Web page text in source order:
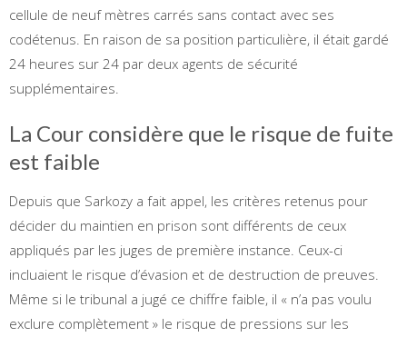
cellule de neuf mètres carrés sans contact avec ses
codétenus. En raison de sa position particulière, il était gardé
24 heures sur 24 par deux agents de sécurité
supplémentaires.
La Cour considère que le risque de fuite
est faible
Depuis que Sarkozy a fait appel, les critères retenus pour
décider du maintien en prison sont différents de ceux
appliqués par les juges de première instance. Ceux-ci
incluaient le risque d’évasion et de destruction de preuves.
Même si le tribunal a jugé ce chiffre faible, il « n’a pas voulu
exclure complètement » le risque de pressions sur les